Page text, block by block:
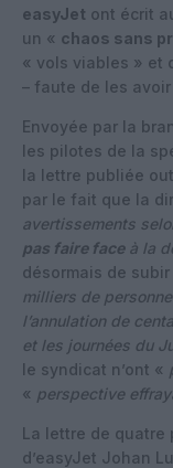
easyJet ont écrit
un « chaos sans
« vols viables » et
– faute de les
Envoyée par la
les pilotes de la
la lettre publiée
par le fait que la
avertissements
pas faire faceà la
désormais de subir
milliers de
l’annulation de
et les journées du
le syndicat n’ont «
« perspective
La lettre de quatre
d’easyJet Johan